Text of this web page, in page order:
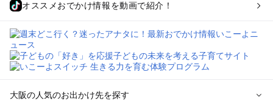
オススメおでかけ情報を動画で紹介！
大阪の人気のお出かけ先を探す